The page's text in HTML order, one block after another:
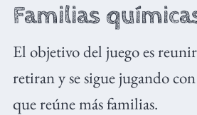
Familias
El objetivo del juego es
retiran y se sigue jugando
que reúne más familias.